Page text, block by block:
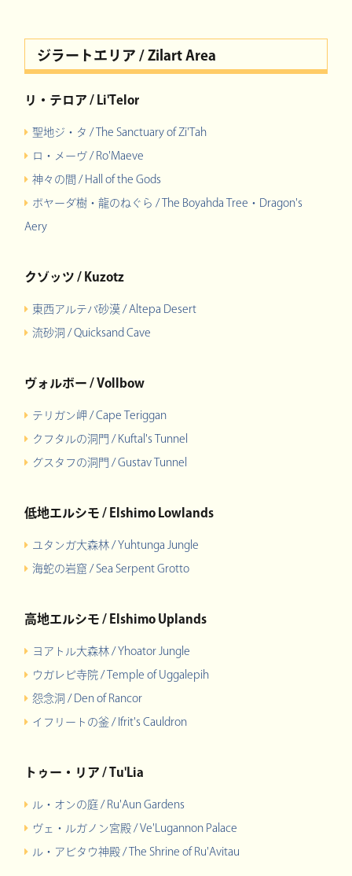
ジラートエリア / Zilart Area
リ・テロア / Li'Telor
聖地ジ・タ / The Sanctuary of Zi'Tah
ロ・メーヴ / Ro'Maeve
神々の間 / Hall of the Gods
ボヤーダ樹・龍のねぐら / The Boyahda Tree・Dragon's
Aery
クゾッツ / Kuzotz
東西アルテパ砂漠 / Altepa Desert
流砂洞 / Quicksand Cave
ヴォルボー / Vollbow
テリガン岬 / Cape Teriggan
クフタルの洞門 / Kuftal's Tunnel
グスタフの洞門 / Gustav Tunnel
低地エルシモ / Elshimo Lowlands
ユタンガ大森林 / Yuhtunga Jungle
海蛇の岩窟 / Sea Serpent Grotto
高地エルシモ / Elshimo Uplands
ヨアトル大森林 / Yhoator Jungle
ウガレピ寺院 / Temple of Uggalepih
怨念洞 / Den of Rancor
イフリートの釜 / Ifrit's Cauldron
トゥー・リア / Tu'Lia
ル・オンの庭 / Ru'Aun Gardens
ヴェ・ルガノン宮殿 / Ve'Lugannon Palace
ル・アビタウ神殿 / The Shrine of Ru'Avitau